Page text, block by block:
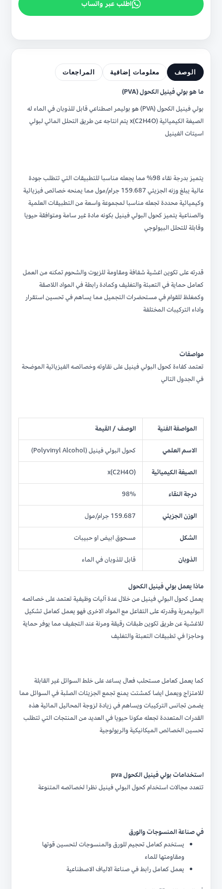
اطلب عبر واتساب
الوصف معلومات إضافية المراجعات
ما هو بولي فينيل الكحول (PVA)
بولي فينيل الكحول
(PVA) هو بوليمر اصطناعي قابل للذوبان في الماء له
الصيغة الكيميائية (C2H4O)x يتم انتاجه عن طريق التحلل المائي لبولي
اسيتات الفينيل
يتميز بدرجة نقاء 98% مما يجعله مناسبا للتطبيقات التي تتطلب جودة
عالية يبلغ وزنه الجزيئي 159.687 جرام/مول مما يمنحه خصائص فيزيائية
وكيميائية محددة تجعله مناسبا لمجموعة واسعة من التطبيقات العلمية
والصناعية يتميز كحول البولي فينيل بكونه مادة غير سامة ومتوافقة حيويا
وقابلة للتحلل البيولوجي
قدرته على تكوين اغشية شفافة ومقاومة للزيوت والشحوم تمكنه من العمل
كعامل حماية في التعبئة والتغليف وكمادة رابطة في المواد اللاصقة
وكمغلظ للقوام في مستحضرات التجميل مما يساهم في تحسين استقرار
واداء التركيبات المختلفة
مواصفات
تعتمد كفاءة كحول البولي فينيل على نقاوته وخصائصه الفيزيائية الموضحة
في الجدول التالي
المواصفة الفنية الوصف / القيمة
الاسم العلمي كحول البولي فينيل (Polyvinyl Alcohol)
الصيغة الكيميائية (C2H4O)x
درجة النقاء 98%
الوزن الجزيئي 159.687 جرام/مول
الشكل مسحوق ابيض او حبيبات
الذوبان قابل للذوبان في الماء
ماذا يعملبولي فينيل الكحول
يعمل كحول البولي فينيل من خلال عدة آليات وظيفية تعتمد على خصائصه
البوليمرية وقدرته على التفاعل مع المواد الاخرى فهو يعمل كعامل تشكيل
للاغشية عن طريق تكوين طبقات رقيقة ومرنة عند التجفيف مما يوفر حماية
وحاجزا في تطبيقات التعبئة والتغليف
كما يعمل كعامل مستحلب فعال يساعد على خلط السوائل غير القابلة
للامتزاج ويعمل ايضا كمشتت يمنع تجمع الجزيئات الصلبة في السوائل مما
يضمن تجانس التركيبات ويساهم في زيادة لزوجة المحاليل المائية هذه
القدرات المتعددة تجعله مكونا حيويا في العديد من المنتجات التي تتطلب
تحسين الخصائص الميكانيكية والريولوجية
استخدامات بولي فينيل الكحول pva
تتعدد مجالات استخدام كحول البولي فينيل نظرا لخصائصه المتنوعة
في صناعة المنسوجات والورق
يستخدم كعامل تحجيم للورق والمنسوجات لتحسين قوتها
ومقاومتها للماء
يعمل كعامل رابط في صناعة الالياف الاصطناعية